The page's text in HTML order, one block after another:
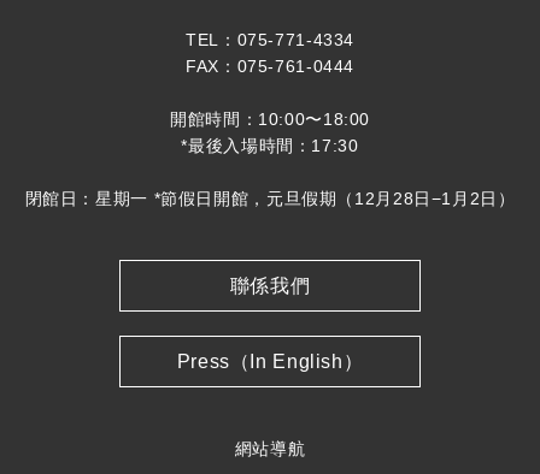
TEL：075-771-4334
FAX：075-761-0444
開館時間：10:00〜18:00
*最後入場時間：17:30
閉館日：星期一 *節假日開館，元旦假期（12月28日−1月2日）
聯係我們
Press（In English）
網站導航